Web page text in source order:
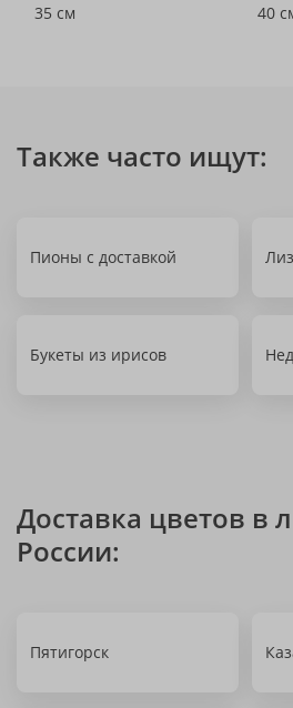
35 см
40
Также часто ищут:
Пионы с доставкой
Букеты из ирисов
Доставка цветов в
России:
Пятигорск